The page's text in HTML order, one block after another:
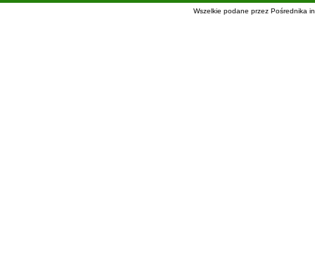
Wszelkie podane przez Pośrednika